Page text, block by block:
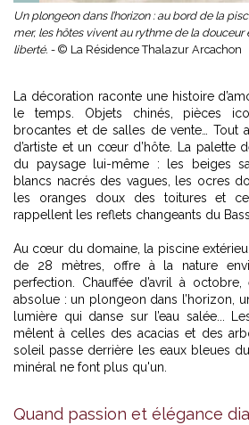
Un plongeon dans l’horizon : au bord de la
mer, les hôtes vivent au rythme de la douceur
liberté. - © La Résidence Thalazur Arcachon
La décoration raconte une histoire
le temps. Objets chinés, pièces
brocantes et de salles de vente… Tout
d’artiste et un cœur d’hôte. La palette
du paysage lui-même : les beiges
blancs nacrés des vagues, les ocres
les oranges doux des toitures et
rappellent les reflets changeants du
Au cœur du domaine, la piscine
de 28 mètres, offre à la nature
perfection. Chauffée d’avril à
absolue : un plongeon dans l’horizon,
lumière qui danse sur l’eau salée...
mêlent à celles des acacias et des
soleil passe derrière les eaux bleues
minéral ne font plus qu'un.
Quand passion et élégance